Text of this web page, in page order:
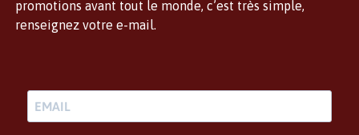
promotions avant tout le monde, c’est très simple,
renseignez votre e-mail.